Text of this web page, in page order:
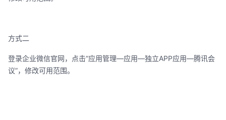
方式二
登录企业微信官网，点击“应用管理—应用—独立APP应用—腾讯会
议”，修改可用范围。